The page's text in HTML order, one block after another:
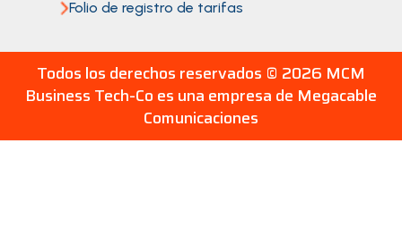
Folio de registro de tarifas
Todos los derechos reservados © 2026 MCM
Business Tech-Co es una empresa de Megacable
Comunicaciones